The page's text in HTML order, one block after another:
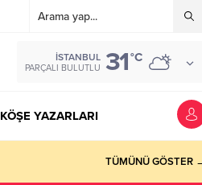
İSTANBUL
PARÇALI BULUTLU 31°C
KÖŞE YAZARLARI
TÜMÜNÜ GÖSTER